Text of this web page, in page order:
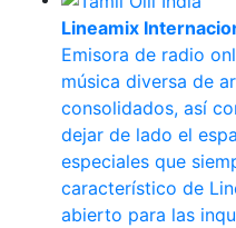
Lineamix
Emisora de radio
música diversa de
consolidados, así
dejar de lado el
especiales que
característico de
abierto para las